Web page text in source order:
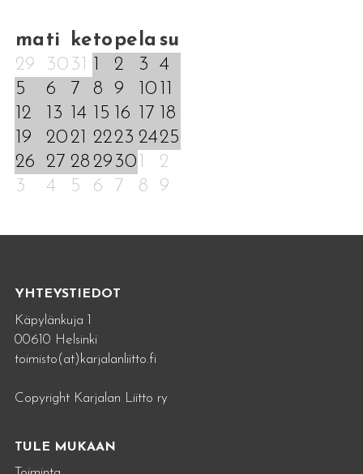
ma ti keto pela su
29
30 31 1 2 3
4
5
6 7 8 9 10 11
12
13 14 15 16 17 18
19
2021 2223 2425
26
27 28 29 30 1
2
3
4 5 6 7 8 9
YHTEYSTIEDOT
Käpylänkuja 1
00610 Helsinki
toimisto(at)karjalanliitto.fi
Copyright Karjalan Liitto ry
TULE MUKAAN